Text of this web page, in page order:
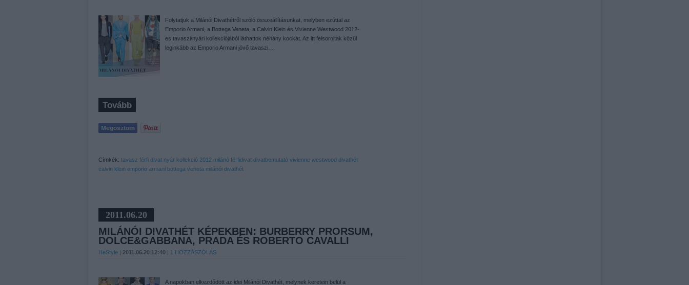
Folytatjuk a Milánói Divathétről szóló összeállításunkat, melyben ezúttal az
Emporio Armani, a Bottega Veneta, a Calvin Klein és Vivienne Westwood 2012-
es tavaszi/nyári kollekciójából láthattok néhány kockát. Az itt felsoroltak közül
leginkább az Emporio Armani jövő tavaszi…
Tovább
Címkék: tavasz férfi divat nyár kollekció 2012 milánó férfidivat divatbemutató vivienne westwood divathét
calvin klein emporio armani bottega veneta milánói divathét
2011.06.20
MILÁNÓI DIVATHÉT KÉPEKBEN: BURBERRY PRORSUM,
DOLCE&GABBANA, PRADA ÉS ROBERTO CAVALLI
HeStyle | 2011.06.20 12:40 | 1 HOZZÁSZÓLÁS
A napokban elkezdődött az idei Milánói Divathét, melynek keretein belül a